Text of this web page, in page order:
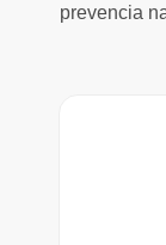
prevencia